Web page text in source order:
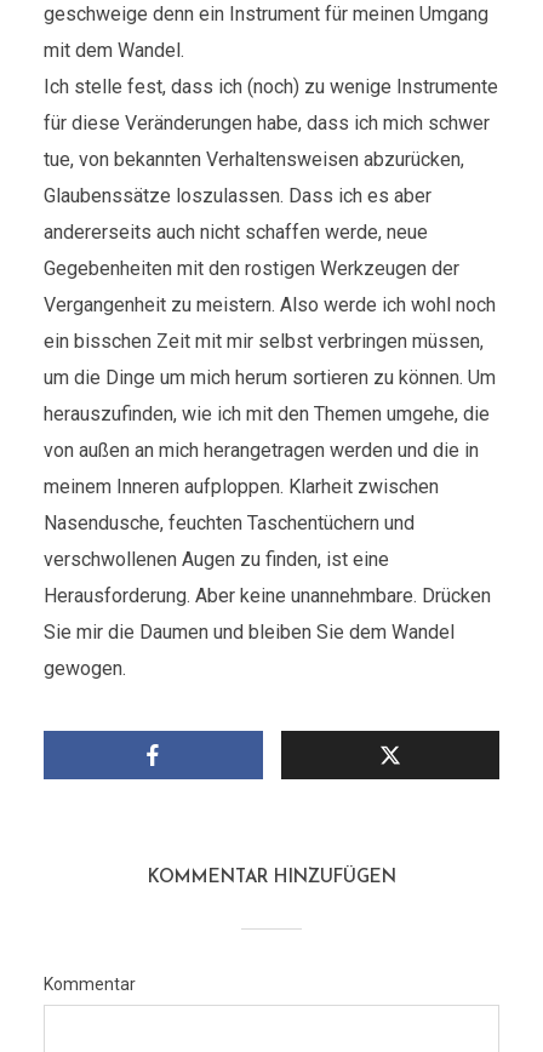
geschweige denn ein Instrument für meinen Umgang
mit dem Wandel.
Ich stelle fest, dass ich (noch) zu wenige Instrumente
für diese Veränderungen habe, dass ich mich schwer
tue, von bekannten Verhaltensweisen abzurücken,
Glaubenssätze loszulassen. Dass ich es aber
andererseits auch nicht schaffen werde, neue
Gegebenheiten mit den rostigen Werkzeugen der
Vergangenheit zu meistern. Also werde ich wohl noch
ein bisschen Zeit mit mir selbst verbringen müssen,
um die Dinge um mich herum sortieren zu können. Um
herauszufinden, wie ich mit den Themen umgehe, die
von außen an mich herangetragen werden und die in
meinem Inneren aufploppen. Klarheit zwischen
Nasendusche, feuchten Taschentüchern und
verschwollenen Augen zu finden, ist eine
Herausforderung. Aber keine unannehmbare. Drücken
Sie mir die Daumen und bleiben Sie dem Wandel
gewogen.
KOMMENTAR HINZUFÜGEN
Kommentar